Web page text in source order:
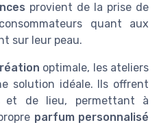
provient de la prise de
quant aux
sur leur peau.
optimale, les ateliers
solution idéale. Ils offrent
et de lieu, permettant à
parfum personnalisé